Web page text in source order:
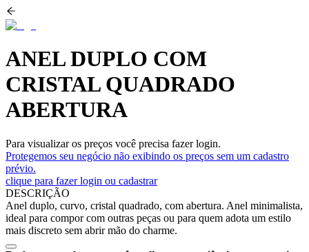
ANEL DUPLO COM
CRISTAL QUADRADO
ABERTURA
Para visualizar os preços você precisa fazer login.
Protegemos seu negócio não exibindo os preços sem um cadastro
prévio.
clique para fazer login ou cadastrar
DESCRIÇÃO
Anel duplo, curvo, cristal quadrado, com abertura. Anel minimalista,
ideal para compor com outras peças ou para quem adota um estilo
mais discreto sem abrir mão do charme.